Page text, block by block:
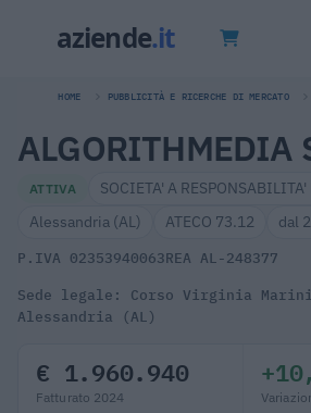
HOME PUBBLICITÀ E RICERCHE DI MERCATO
ALGORITHMEDIA
ATTIVA
SOCIETA' A
Alessandria (AL)
ATECO 73.12 dal
P.IVA 02353940063REA AL-248377
Sede legale: Corso Virginia
Alessandria (AL)
€ 1.960.940
Fatturato 2024